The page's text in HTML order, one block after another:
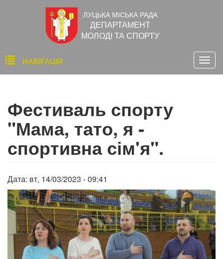
ЛУЦЬКА МІСЬКА РАДА
ДЕПАРТАМЕНТ
МОЛОДІ ТА СПОРТУ
Основна
навіґація
НАВІҐАЦІЯ
Фестиваль спорту
"Мама, тато, я -
спортивна сім'я".
Дата: вт, 14/03/2023 - 09:41